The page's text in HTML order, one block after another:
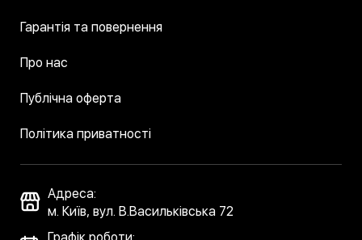
Гарантія та повернення
Про нас
Публічна оферта
Політика приватності
Адреса:
м. Київ, вул. В.Васильківська 72